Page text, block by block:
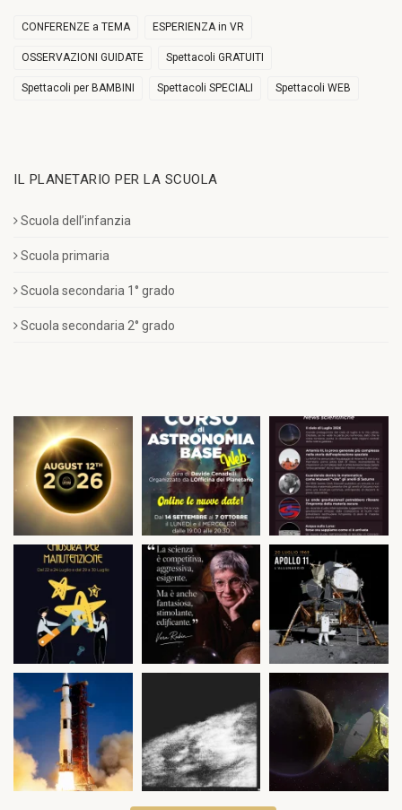
CONFERENZE a TEMA ESPERIENZA in VR
OSSERVAZIONI GUIDATE Spettacoli GRATUITI
Spettacoli per BAMBINI Spettacoli SPECIALI Spettacoli WEB
IL PLANETARIO PER LA SCUOLA
Scuola dell’infanzia
Scuola primaria
Scuola secondaria 1° grado
Scuola secondaria 2° grado